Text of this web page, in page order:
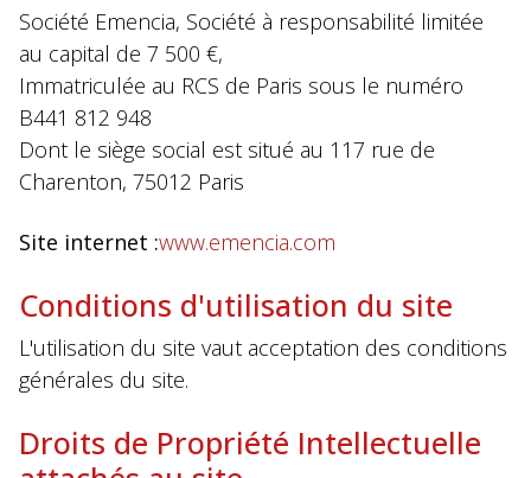
Société Emencia, Société à responsabilité limitée
au capital de 7 500 €,
Immatriculée au RCS de Paris sous le numéro
B441 812 948
Dont le siège social est situé au 117 rue de
Charenton, 75012 Paris
Site internet :www.emencia.com
Conditions d'utilisation du site
L'utilisation du site vaut acceptation des conditions
générales du site.
Droits de Propriété Intellectuelle